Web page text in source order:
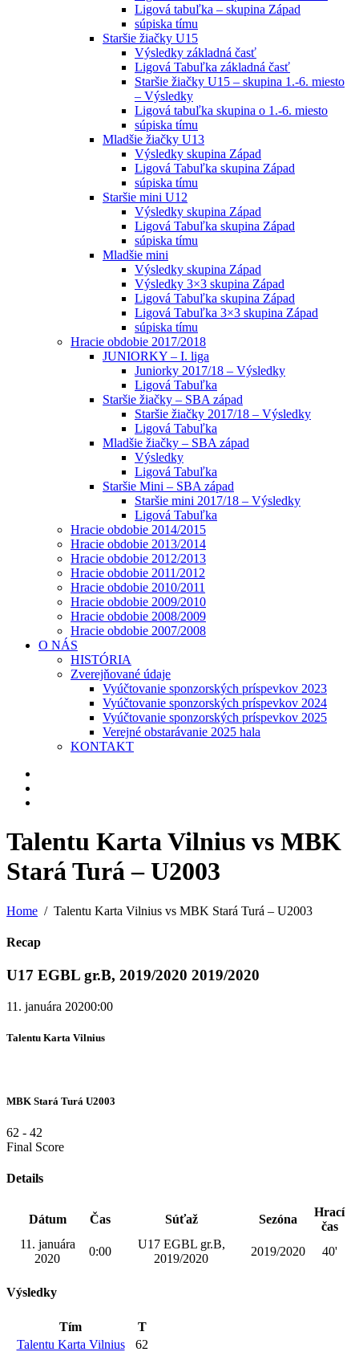
Ligová tabuľka – skupina Západ
súpiska tímu
Staršie žiačky U15
Výsledky základná časť
Ligová Tabuľka základná časť
Staršie žiačky U15 – skupina 1.-6. miesto
– Výsledky
Ligová tabuľka skupina o 1.-6. miesto
súpiska tímu
Mladšie žiačky U13
Výsledky skupina Západ
Ligová Tabuľka skupina Západ
súpiska tímu
Staršie mini U12
Výsledky skupina Západ
Ligová Tabuľka skupina Západ
súpiska tímu
Mladšie mini
Výsledky skupina Západ
Výsledky 3×3 skupina Západ
Ligová Tabuľka skupina Západ
Ligová Tabuľka 3×3 skupina Západ
súpiska tímu
Hracie obdobie 2017/2018
JUNIORKY – I. liga
Juniorky 2017/18 – Výsledky
Ligová Tabuľka
Staršie žiačky – SBA západ
Staršie žiačky 2017/18 – Výsledky
Ligová Tabuľka
Mladšie žiačky – SBA západ
Výsledky
Ligová Tabuľka
Staršie Mini – SBA západ
Staršie mini 2017/18 – Výsledky
Ligová Tabuľka
Hracie obdobie 2014/2015
Hracie obdobie 2013/2014
Hracie obdobie 2012/2013
Hracie obdobie 2011/2012
Hracie obdobie 2010/2011
Hracie obdobie 2009/2010
Hracie obdobie 2008/2009
Hracie obdobie 2007/2008
O NÁS
HISTÓRIA
Zverejňované údaje
Vyúčtovanie sponzorských príspevkov 2023
Vyúčtovanie sponzorských príspevkov 2024
Vyúčtovanie sponzorských príspevkov 2025
Verejné obstarávanie 2025 hala
KONTAKT
Talentu Karta Vilnius vs MBK
Stará Turá – U2003
Home Talentu Karta Vilnius vs MBK Stará Turá – U2003
Recap
U17 EGBL gr.B, 2019/2020 2019/2020
11. januára 20200:00
Talentu Karta Vilnius
MBK Stará Turá U2003
62 - 42
Final Score
Details
Dátum Čas Súťaž Sezóna
Hrací
čas
11. januára
2020
0:00
U17 EGBL gr.B,
2019/2020
2019/2020 40'
Výsledky
Tím
T
Talentu Karta Vilnius
62